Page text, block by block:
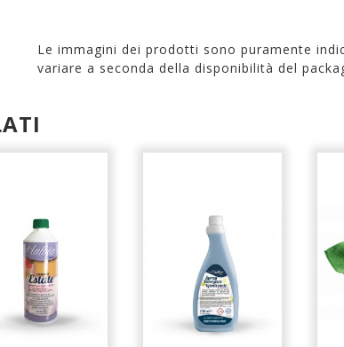
Le immagini dei prodotti sono puramente
variare a seconda della disponibilità del